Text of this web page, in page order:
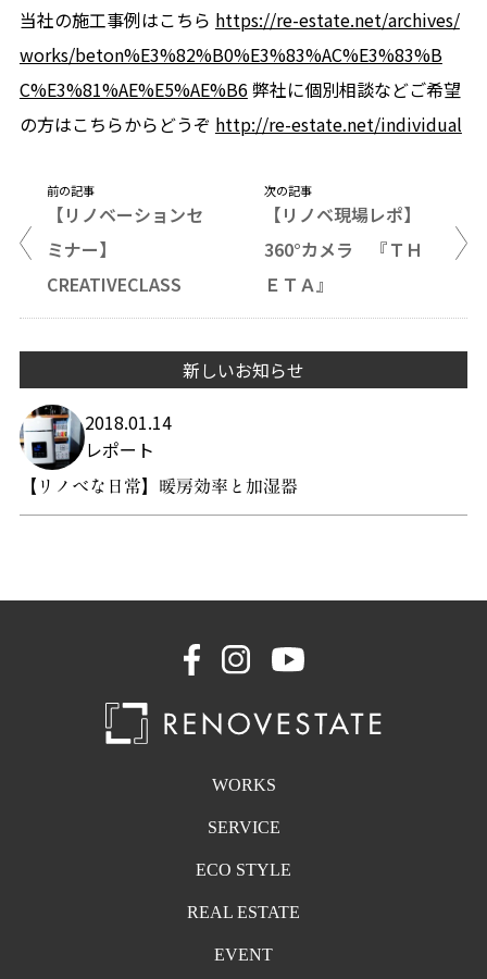
当社の施工事例はこちら https://re-estate.net/archives/
works/beton%E3%82%B0%E3%83%AC%E3%83%B
C%E3%81%AE%E5%AE%B6弊社に個別相談などご希望
の方はこちらからどうぞ http://re-estate.net/individual
前の記事
【リノベーションセ
ミナー】
CREATIVECLASS
次の記事
【リノベ現場レポ】
360°カメラ 『ＴＨ
ＥＴＡ』
新しいお知らせ
2018.01.14
レポート
【リノベな日常】暖房効率と加湿器
WORKS
SERVICE
ECO STYLE
REAL ESTATE
EVENT